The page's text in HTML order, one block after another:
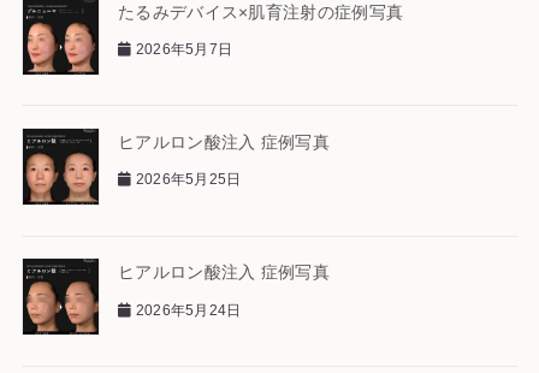
たるみデバイス×肌育注射の症例写真
2026年5月7日
ヒアルロン酸注入 症例写真
2026年5月25日
ヒアルロン酸注入 症例写真
2026年5月24日